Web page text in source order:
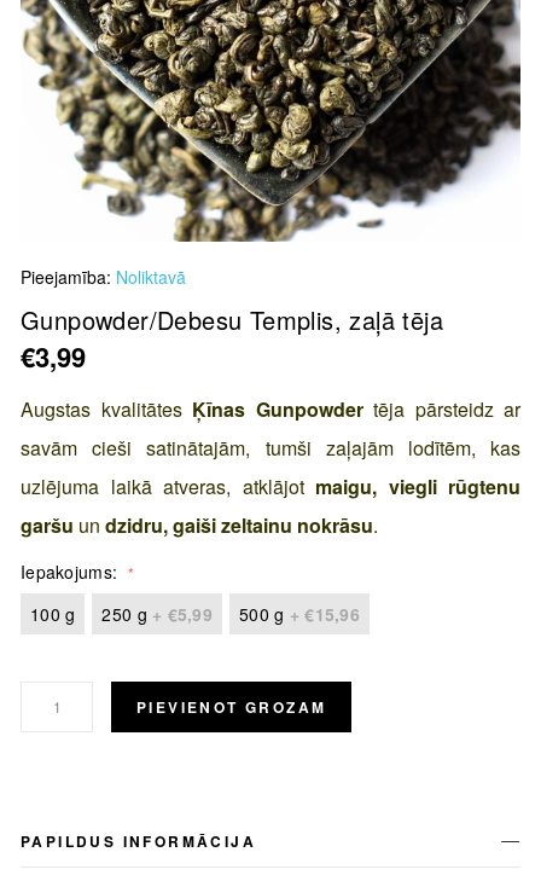
to
the
beginning
of
the
gallery
Pieejamība: Noliktavā
Gunpowder/Debesu Templis, zaļā tēja
€3,99
Augstas kvalitātes Ķīnas Gunpowdertēja pārsteidz ar
savām cieši satinātajām, tumši zaļajām lodītēm, kas
uzlējuma laikā atveras, atklājot maigu, viegli rūgtenu
garšu un dzidru, gaiši zeltainu nokrāsu.
Iepakojums
100 g
250 g + €5,99 500 g +€15,96
PIEVIENOT GROZAM
PAPILDUS INFORMĀCIJA